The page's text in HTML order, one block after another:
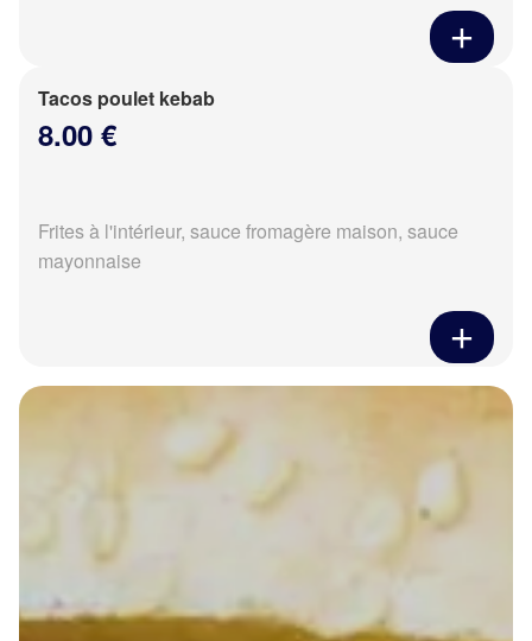
Tacos poulet kebab
8.00 €
Frites à l'intérieur, sauce fromagère maison, sauce
mayonnaise